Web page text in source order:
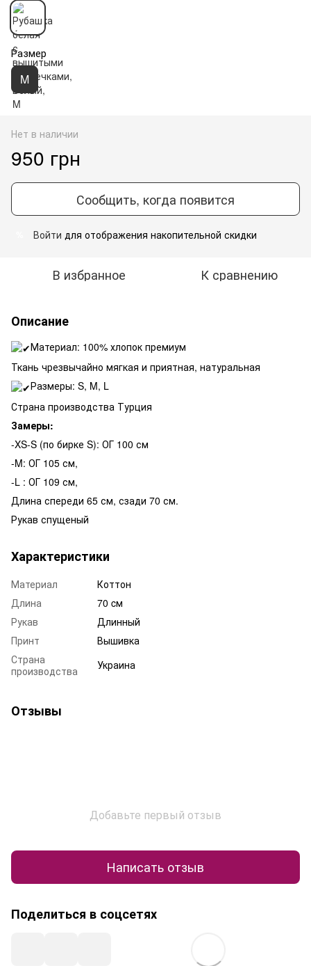
Размер
M
Нет в наличии
950 грн
Сообщить, когда появится
Войти для отображения накопительной скидки
В избранное К сравнению
Описание
Материал: 100% хлопок премиум
Ткань чрезвычайно мягкая и приятная, натуральная
Размеры: S, M, L
Страна производства Турция
Замеры:
-XS-S (по бирке S): ОГ 100 см
-M: ОГ 105 см,
-L : ОГ 109 см,
Длина спереди 65 см, сзади 70 см.
Рукав спущеный
Характеристики
Материал
Коттон
Длина
70 cм
Рукав
Длинный
Принт
Вышивка
Страна
производства
Украина
Отзывы
Добавьте первый отзыв
Написать отзыв
Поделиться в соцсетях